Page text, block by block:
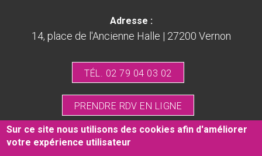
Adresse :
14, place de l'Ancienne Halle | 27200 Vernon
TÉL. 02 79 04 03 02
PRENDRE RDV EN LIGNE
Sur ce site nous utilisons des cookies afin d'améliorer
votre expérience utilisateur